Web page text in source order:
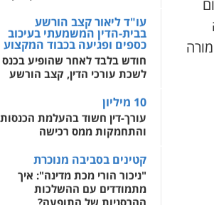
עו"ד ליאור קצב הורשע
בבית-הדין המשמעתי בעיכוב
כספים ופגיעה בכבוד המקצוע
חודש בלבד לאחר שהופיע בכנס
לשכת עורכי הדין, קצב הורשע
10 מיליון
עורך-דין חשוד בהעלמת הכנסות
והתחמקות ממס רכישה
קטינים בסביבה מנוכרת
"ניכור הורי מכת מדינה": איך
מתמודדים עם ההשלכות
ההרסניות של התופעה?